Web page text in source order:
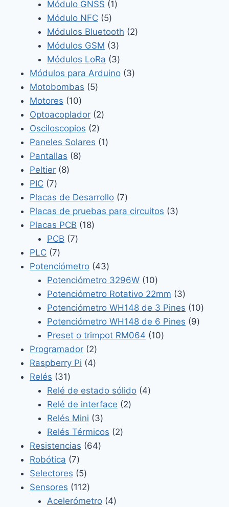
Módulo GNSS 11
Módulo NFC 55
productos
Módulos Bluetooth 22
Módulos GSM 33
productos
Módulos LoRa 33
productos
Módulos para Arduino 33
Motobombas 55
Motores 1010
productos
Optoacoplador 22
Osciloscopios 22
productos
Paneles Solares 11
Pantallas 88
Peltier 88
PIC 77
productos
Placas de Desarrollo 77
productos
Placas de pruebas para circuitos 33
Placas PCB 1818
PCB 77
PLC 77
productos
Potenciómetro 4343
productos
Potenciómetro 3296W 1010
productos
Potenciómetro Rotativo 22mm 33
productos
Potenciómetro WH148 de 3 Pines 1010
Potenciómetro WH148 de 6 Pines 99
Preset o trimpot RM064 1010
Programador 22
productos
Raspberry Pi 44
Relés 3131
productos
Relé de estado sólido 44
Relé de interface 22
Relés Mini 33
productos
Relés Térmicos 22
Resistencias 6464
Robótica 77
productos
Selectores 55
productos
Sensores 112112
productos
Acelerómetro 44